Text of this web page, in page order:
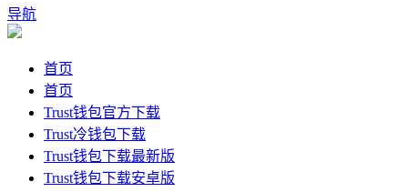
导航
首页
首页
Trust钱包官方下载
Trust冷钱包下载
Trust钱包下载最新版
Trust钱包下载安卓版